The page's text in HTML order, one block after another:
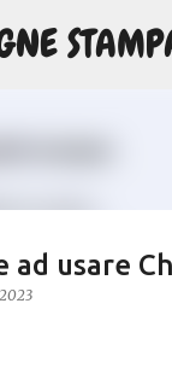
ad usare